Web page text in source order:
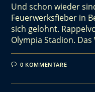
Und schon wieder
Feuerwerksfieber in
sich gelohnt.
Olympia Stadion.
0 KOMMENTARE